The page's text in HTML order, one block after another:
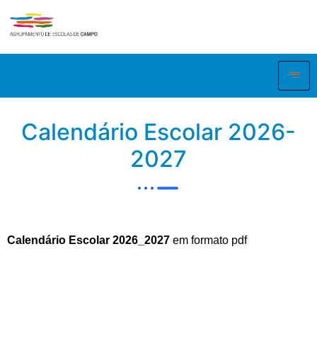
Calendário Escolar 2026-
2027
Calendário Escolar 2026_2027 em formato pdf